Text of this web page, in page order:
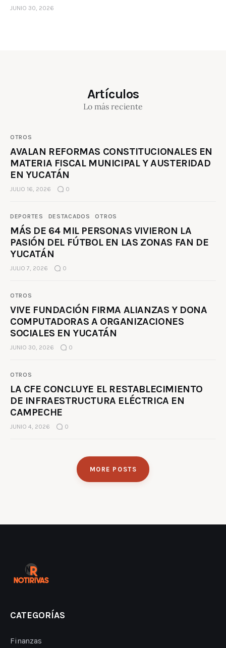
JUNIO 30, 2026
Artículos
Lo más reciente
OTROS
AVALAN REFORMAS CONSTITUCIONALES EN
MATERIA FISCAL MUNICIPAL Y AUSTERIDAD
EN YUCATÁN
JULIO 16, 2026 0
DEPORTES DESTACADOS OTROS
MÁS DE 64 MIL PERSONAS VIVIERON LA
PASIÓN DEL FÚTBOL EN LAS ZONAS FAN DE
YUCATÁN
JULIO 7, 2026 0
OTROS
VIVE FUNDACIÓN FIRMA ALIANZAS Y DONA
COMPUTADORAS A ORGANIZACIONES
SOCIALES EN YUCATÁN
JUNIO 30, 2026 0
OTROS
LA CFE CONCLUYE EL RESTABLECIMIENTO
DE INFRAESTRUCTURA ELÉCTRICA EN
CAMPECHE
JUNIO 4, 2026 0
MORE POSTS
CATEGORÍAS
Finanzas